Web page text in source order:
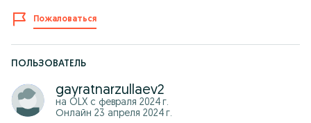
Пожаловаться
ПОЛЬЗОВАТЕЛЬ
gayratnarzullaev2
на OLX с февраля 2024 г.
Онлайн 23 апреля 2024 г.